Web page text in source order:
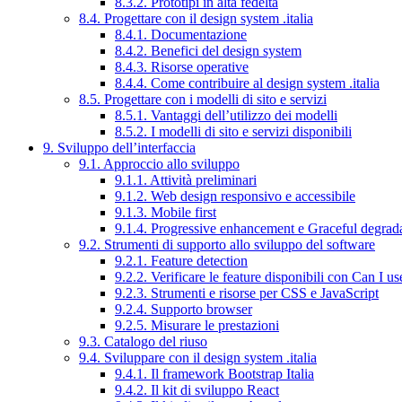
8.4. Progettare con il design system .italia
8.4.1. Documentazione
8.4.2. Benefici del design system
8.4.3. Risorse operative
8.4.4. Come contribuire al design system .italia
8.5. Progettare con i modelli di sito e servizi
8.5.1. Vantaggi dell’utilizzo dei modelli
8.5.2. I modelli di sito e servizi disponibili
9. Sviluppo dell’interfaccia
9.1. Approccio allo sviluppo
9.1.1. Attività preliminari
9.1.2. Web design responsivo e accessibile
9.1.3. Mobile first
9.1.4. Progressive enhancement e Graceful
9.2. Strumenti di supporto allo sviluppo del software
9.2.1. Feature detection
9.2.2. Verificare le feature disponibili con Can I
9.2.3. Strumenti e risorse per CSS e JavaScript
9.2.4. Supporto browser
9.2.5. Misurare le prestazioni
9.3. Catalogo del riuso
9.4. Sviluppare con il design system .italia
9.4.1. Il framework Bootstrap Italia
9.4.2. Il kit di sviluppo React